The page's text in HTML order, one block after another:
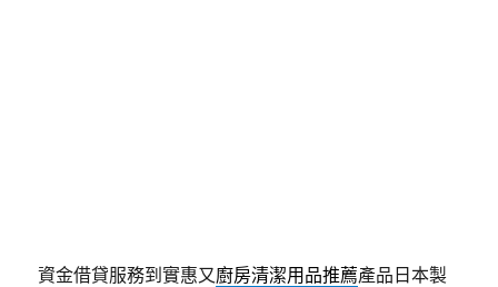
資金借貸服務到實惠又廚房清潔用品推薦產品日本製